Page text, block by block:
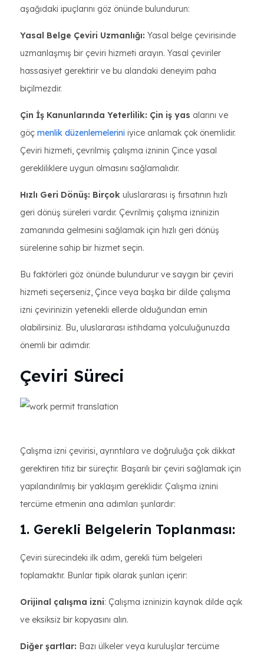
aşağıdaki ipuçlarını göz önünde bulundurun:
Yasal Belge Çeviri Uzmanlığı: Yasal belge çevirisinde
uzmanlaşmış bir çeviri hizmeti arayın. Yasal çeviriler
hassasiyet gerektirir ve bu alandaki deneyim paha
biçilmezdir.
Çin İş Kanunlarında Yeterlilik: Çin iş yas alarını ve
göç menlik düzenlemelerini iyice anlamak çok önemlidir.
Çeviri hizmeti, çevrilmiş çalışma izninin Çince yasal
gerekliliklere uygun olmasını sağlamalıdır.
Hızlı Geri Dönüş: Birçok uluslararası iş fırsatının hızlı
geri dönüş süreleri vardır. Çevrilmiş çalışma izninizin
zamanında gelmesini sağlamak için hızlı geri dönüş
sürelerine sahip bir hizmet seçin.
Bu faktörleri göz önünde bulundurur ve saygın bir çeviri
hizmeti seçerseniz, Çince veya başka bir dilde çalışma
izni çevirinizin yetenekli ellerde olduğundan emin
olabilirsiniz. Bu, uluslararası istihdama yolculuğunuzda
önemli bir adımdır.
Çeviri Süreci
Çalışma izni çevirisi, ayrıntılara ve doğruluğa çok dikkat
gerektiren titiz bir süreçtir. Başarılı bir çeviri sağlamak için
yapılandırılmış bir yaklaşım gereklidir. Çalışma iznini
tercüme etmenin ana adımları şunlardır:
1. Gerekli Belgelerin Toplanması:
Çeviri sürecindeki ilk adım, gerekli tüm belgeleri
toplamaktır. Bunlar tipik olarak şunları içerir:
Orijinal çalışma izni: Çalışma izninizin kaynak dilde açık
ve eksiksiz bir kopyasını alın.
Diğer şartlar: Bazı ülkeler veya kuruluşlar tercüme